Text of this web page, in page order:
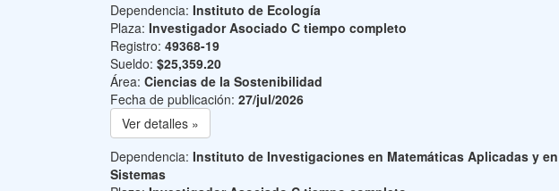
Dependencia: Instituto de Ecología
Plaza: Investigador Asociado C tiempo completo
Registro: 49368-19
Sueldo: $25,359.20
Área: Ciencias de la Sostenibilidad
Fecha de publicación: 27/jul/2026
Ver detalles »
Dependencia: Instituto de Investigaciones en Matemáticas Aplicadas y en
Sistemas